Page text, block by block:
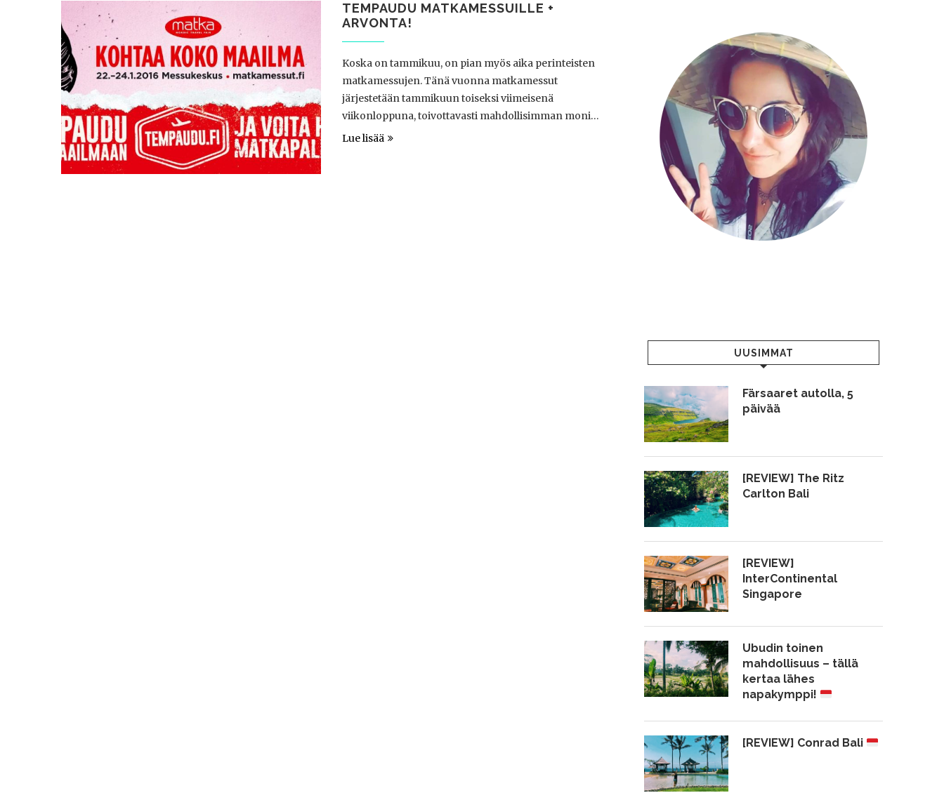
TEMPAUDU MATKAMESSUILLE +
ARVONTA!
Koska on tammikuu, on pian myös aika perinteisten
matkamessujen. Tänä vuonna matkamessut
järjestetään tammikuun toiseksi viimeisenä
viikonloppuna, toivottavasti mahdollisimman moni…
Lue lisää
UUSIMMAT
Färsaaret autolla, 5
päivää
[REVIEW] The Ritz
Carlton Bali
[REVIEW]
InterContinental
Singapore
Ubudin toinen
mahdollisuus – tällä
kertaa lähes
napakymppi!
[REVIEW] Conrad Bali